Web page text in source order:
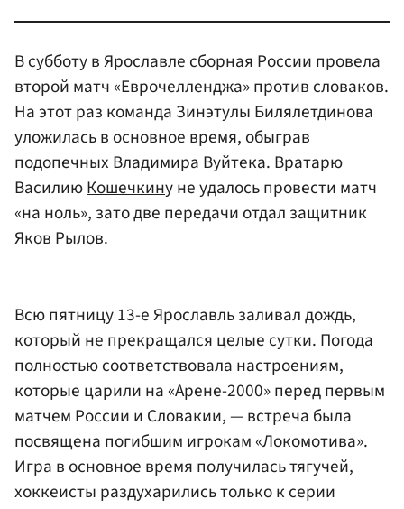
В субботу в Ярославле сборная России провела
второй матч «Еврочелленджа» против словаков.
На этот раз команда Зинэтулы Билялетдинова
уложилась в основное время, обыграв
подопечных Владимира Вуйтека. Вратарю
ВасилиюКошечкину не удалось провести матч
«на ноль», зато две передачи отдал защитник
Яков Рылов.
Всю пятницу 13-е Ярославль заливал дождь,
который не прекращался целые сутки. Погода
полностью соответствовала настроениям,
которые царили на «Арене-2000» перед первым
матчем России и Словакии, — встреча была
посвящена погибшим игрокам «Локомотива».
Игра в основное время получилась тягучей,
хоккеисты раздухарились только к серии